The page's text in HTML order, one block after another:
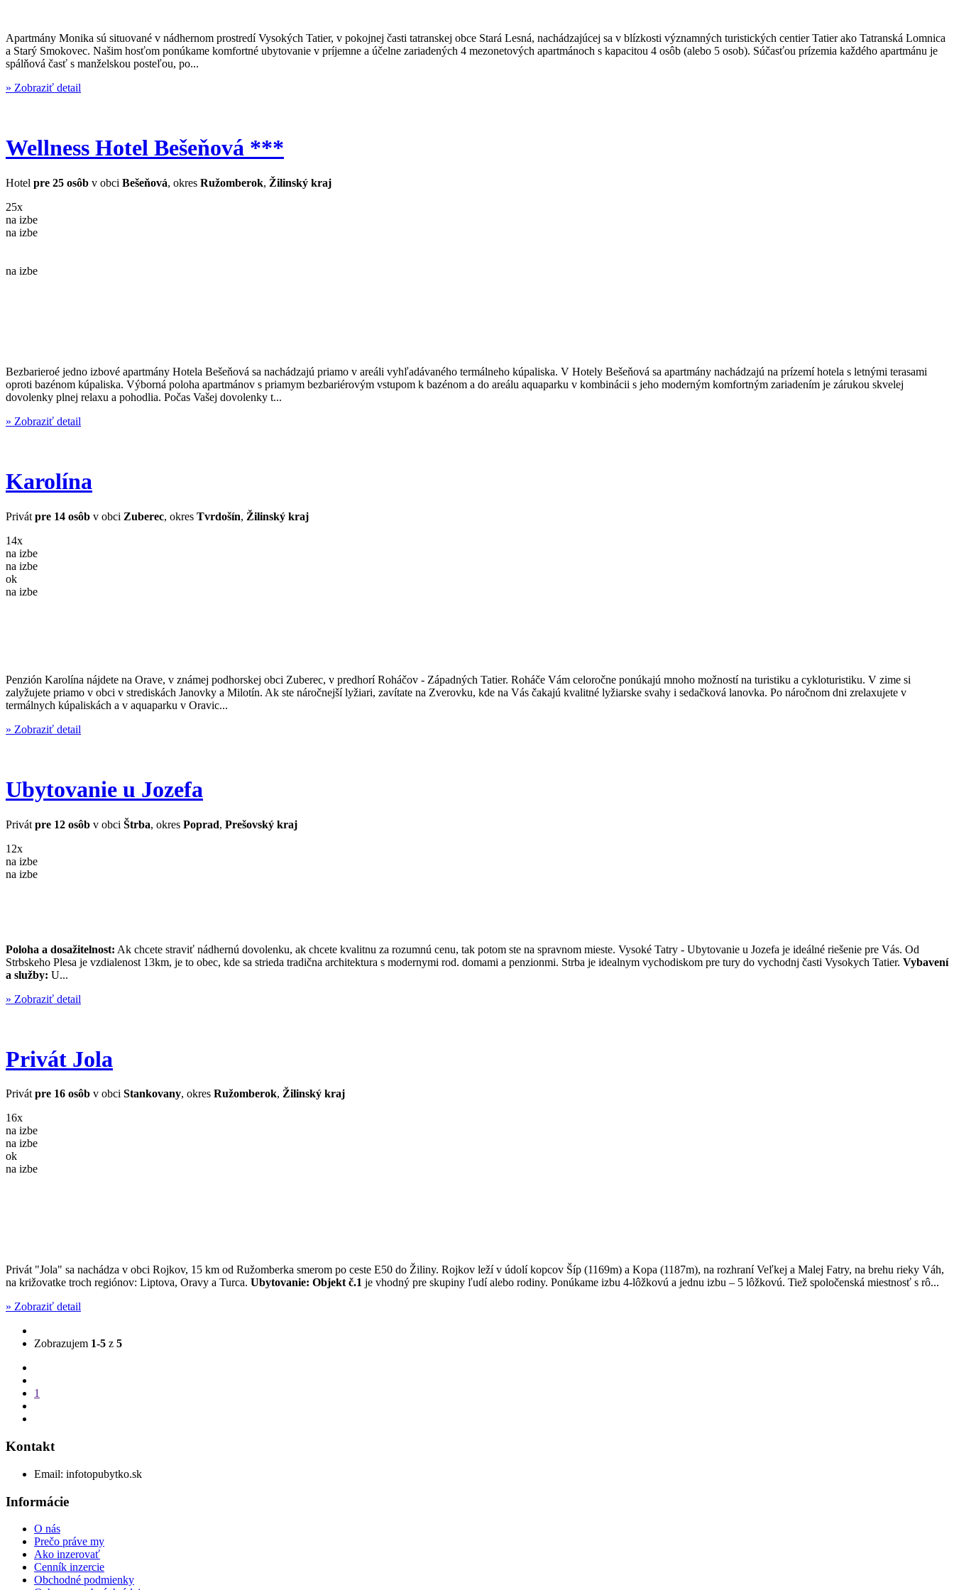
Apartmány Monika sú situované v nádhernom prostredí Vysokých Tatier, v pokojnej časti tatranskej obce Stará Lesná, nachádzajúcej sa v blízkosti významných turistických centier Tatier ako Tatranská Lomnica
a Starý Smokovec. Našim hosťom ponúkame komfortné ubytovanie v príjemne a účelne zariadených 4 mezonetových apartmánoch s kapacitou 4 osôb (alebo 5 osob). Súčasťou prízemia každého apartmánu je
spálňová časť s manželskou posteľou, po...
» Zobraziť detail
Wellness Hotel Bešeňová ***
Hotel pre 25 osôb v obci Bešeňová, okres Ružomberok, Žilinský kraj
25x
na izbe
na izbe
na izbe
Bezbarieroé jedno izbové apartmány Hotela Bešeňová sa nachádzajú priamo v areáli vyhľadávaného termálneho kúpaliska. V Hotely Bešeňová sa apartmány nachádzajú na prízemí hotela s letnými terasami
oproti bazénom kúpaliska. Výborná poloha apartmánov s priamym bezbariérovým vstupom k bazénom a do areálu aquaparku v kombinácii s jeho moderným komfortným zariadením je zárukou skvelej
dovolenky plnej relaxu a pohodlia. Počas Vašej dovolenky t...
» Zobraziť detail
Karolína
Privát pre 14 osôb v obci Zuberec, okres Tvrdošín, Žilinský kraj
14x
na izbe
na izbe
ok
na izbe
Penzión Karolína nájdete na Orave, v známej podhorskej obci Zuberec, v predhorí Roháčov - Západných Tatier. Roháče Vám celoročne ponúkajú mnoho možností na turistiku a cykloturistiku. V zime si
zalyžujete priamo v obci v strediskách Janovky a Milotín. Ak ste náročnejší lyžiari, zavítate na Zverovku, kde na Vás čakajú kvalitné lyžiarske svahy i sedačková lanovka. Po náročnom dni zrelaxujete v
termálnych kúpaliskách a v aquaparku v Oravic...
» Zobraziť detail
Ubytovanie u Jozefa
Privát pre 12 osôb v obci Štrba, okres Poprad, Prešovský kraj
12x
na izbe
na izbe
Poloha a dosažitelnost: Ak chcete straviť nádhernú dovolenku, ak chcete kvalitnu za rozumnú cenu, tak potom ste na spravnom mieste. Vysoké Tatry - Ubytovanie u Jozefa je ideálné riešenie pre Vás. Od
Strbskeho Plesa je vzdialenost 13km, je to obec, kde sa strieda tradična architektura s modernymi rod. domami a penzionmi. Strba je idealnym vychodiskom pre tury do vychodnj časti Vysokych Tatier. Vybavení
a služby: U...
» Zobraziť detail
Privát Jola
Privát pre 16 osôb v obci Stankovany, okres Ružomberok, Žilinský kraj
16x
na izbe
na izbe
ok
na izbe
Privát "Jola" sa nachádza v obci Rojkov, 15 km od Ružomberka smerom po ceste E50 do Žiliny. Rojkov leží v údolí kopcov Šíp (1169m) a Kopa (1187m), na rozhraní Veľkej a Malej Fatry, na brehu rieky Váh,
na križovatke troch regiónov: Liptova, Oravy a Turca. Ubytovanie: Objekt č.1 je vhodný pre skupiny ľudí alebo rodiny. Ponúkame izbu 4-lôžkovú a jednu izbu – 5 lôžkovú. Tiež spoločenská miestnosť s rô...
» Zobraziť detail
Zobrazujem 1-5 z 5
1
Kontakt
Email: infotopubytko.sk
Informácie
O nás
Prečo práve my
Ako inzerovať
Cenník inzercie
Obchodné podmienky